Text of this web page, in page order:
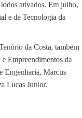
ativados. Em julho,
e de Tecnologia da
da Costa, também
Empreendimentos da
Engenharia, Marcus
Lucas Junior.